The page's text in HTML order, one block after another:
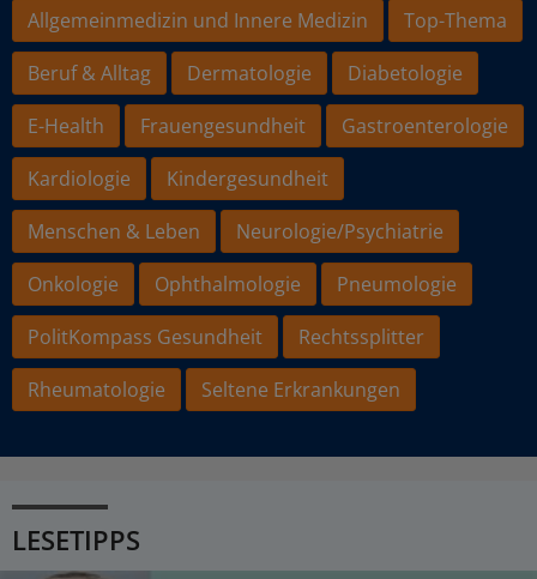
Allgemeinmedizin und Innere Medizin
Top-Thema
Beruf & Alltag
Dermatologie
Diabetologie
E-Health
Frauengesundheit
Gastroenterologie
Kardiologie
Kindergesundheit
Menschen & Leben
Neurologie/Psychiatrie
Onkologie
Ophthalmologie
Pneumologie
PolitKompass Gesundheit
Rechtssplitter
Rheumatologie
Seltene Erkrankungen
LESETIPPS